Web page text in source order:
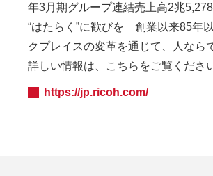
年3月期グループ連結売上高2兆5,278
“はたらく”に歓びを 創業以来85年
クプレイスの変革を通じて、人なら
詳しい情報は、こちらをご覧くださ
https://jp.ricoh.com/